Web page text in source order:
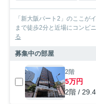
「新大阪パート2」のここが
まで徒歩2分と近場にコンビ
る
募集中の部屋
2階
5万円
2階 /